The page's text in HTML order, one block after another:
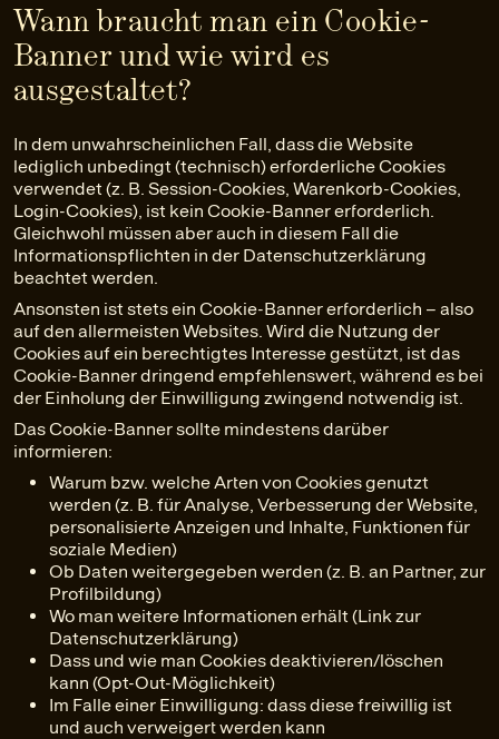
Wann braucht man ein Cookie-
Banner und wie wird es
ausgestaltet?
In dem unwahrscheinlichen Fall, dass die Website
lediglich unbedingt (technisch) erforderliche Cookies
verwendet (z. B. Session-Cookies, Warenkorb-Cookies,
Login-Cookies), ist kein Cookie-Banner erforderlich.
Gleichwohl müssen aber auch in diesem Fall die
Informationspflichten in der Datenschutzerklärung
beachtet werden.
Ansonsten ist stets ein Cookie-Banner erforderlich – also
auf den allermeisten Websites. Wird die Nutzung der
Cookies auf ein berechtigtes Interesse gestützt, ist das
Cookie-Banner dringend empfehlenswert, während es bei
der Einholung der Einwilligung zwingend notwendig ist.
Das Cookie-Banner sollte mindestens darüber
informieren:
Warum bzw. welche Arten von Cookies genutzt
werden (z. B. für Analyse, Verbesserung der Website,
personalisierte Anzeigen und Inhalte, Funktionen für
soziale Medien)
Ob Daten weitergegeben werden (z. B. an Partner, zur
Profilbildung)
Wo man weitere Informationen erhält (Link zur
Datenschutzerklärung)
Dass und wie man Cookies deaktivieren/löschen
kann (Opt-Out-Möglichkeit)
Im Falle einer Einwilligung: dass diese freiwillig ist
und auch verweigert werden kann